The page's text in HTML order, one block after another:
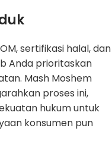
sertifikasi halal, dan
Anda prioritaskan
Mash Moshem
proses ini,
hukum untuk
konsumen pun